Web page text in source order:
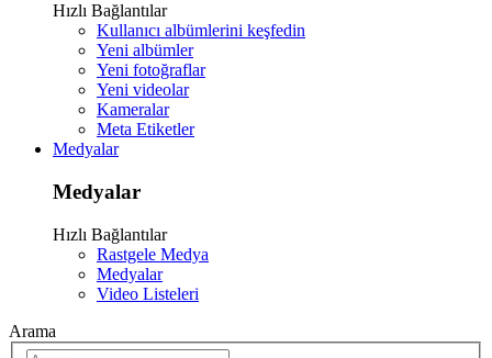
Hızlı Bağlantılar
Kullanıcı albümlerini keşfedin
Yeni albümler
Yeni fotoğraflar
Yeni videolar
Kameralar
Meta Etiketler
Medyalar
Medyalar
Hızlı Bağlantılar
Rastgele Medya
Medyalar
Video Listeleri
Arama